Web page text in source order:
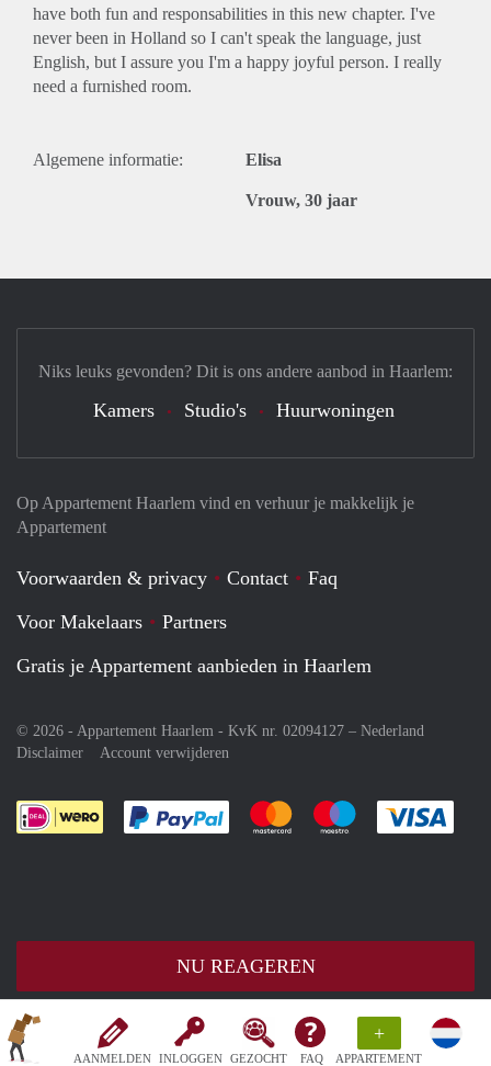
AANMELDEN INLOGGEN GEZOCHT FAQ
+
APPARTEMENT
have both fun and responsabilities in this new chapter. I've
never been in Holland so I can't speak the language, just
English, but I assure you I'm a happy joyful person. I really
need a furnished room.
Algemene informatie: Elisa
Vrouw, 30 jaar
NU REAGEREN
Op Appartement Haarlem vind en verhuur je makkelijk je
Appartement
Voorwaarden & privacy Contact
Faq
Voor Makelaars
Partners
Gratis je Appartement aanbieden in Haarlem
© 2026 - Appartement Haarlem - KvK nr. 02094127 – Nederland
Disclaimer
Account verwijderen
Je rekent gemakkelijk af met Paypal
Je rekent gemakkelijk af met
Je rekent
Niks leuks gevonden? Dit is ons andere aanbod in Haarlem:
Kamers Studio's Huurwoningen